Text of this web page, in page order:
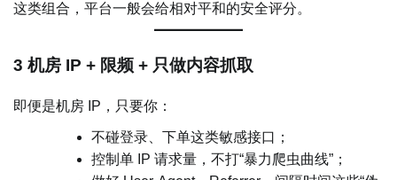
这类组合，平台一般会给相对平和的安全评分。
3 机房 IP + 限频 + 只做内容抓取
即便是机房 IP，只要你：
不碰登录、下单这类敏感接口；
控制单 IP 请求量，不打“暴力爬虫曲线”；